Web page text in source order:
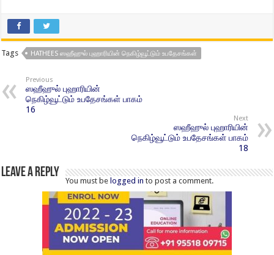
Tags HATHEES ஸஹீஹுல் புஹாரியின் நெகிழ்வூட்டும் உபதேசங்கள்
Previous
ஸஹீஹுல் புஹாரியின்
நெகிழ்வூட்டும் உபதேசங்கள் பாகம்
16
Next
ஸஹீஹுல் புஹாரியின்
நெகிழ்வூட்டும் உபதேசங்கள் பாகம்
18
Leave a Reply
You must be logged in to post a comment.